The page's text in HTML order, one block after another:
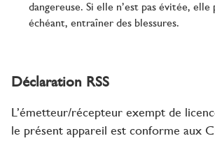
dangereuse. Si elle n’est pas évitée, elle
échéant, entraîner des blessures.
Déclaration RSS
L’émetteur/récepteur exempt de
le présent appareil est conforme aux